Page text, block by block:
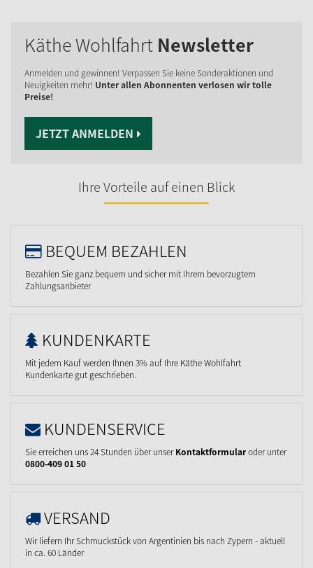
Käthe Wohlfahrt Newsletter
Anmelden und gewinnen! Verpassen Sie keine Sonderaktionen und
Neuigkeiten mehr! Unter allen Abonnenten verlosen wir tolle
Preise!
JETZT ANMELDEN
Ihre Vorteile auf einen Blick
BEQUEM BEZAHLEN
Bezahlen Sie ganz bequem und sicher mit Ihrem bevorzugtem
Zahlungsanbieter
KUNDENKARTE
Mit jedem Kauf werden Ihnen 3% auf Ihre Käthe Wohlfahrt
Kundenkarte gut geschrieben.
KUNDENSERVICE
Sie erreichen uns 24 Stunden über unserKontaktformularoder unter
0800-409 01 50
VERSAND
Wir liefern Ihr Schmuckstück von Argentinien bis nach Zypern - aktuell
in ca. 60 Länder